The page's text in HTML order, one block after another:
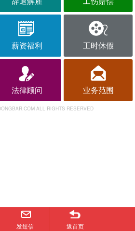
薪资福利 工时休假
法律顾问 业务范围
ALL RIGHTS RESERVED
发短信 返首页